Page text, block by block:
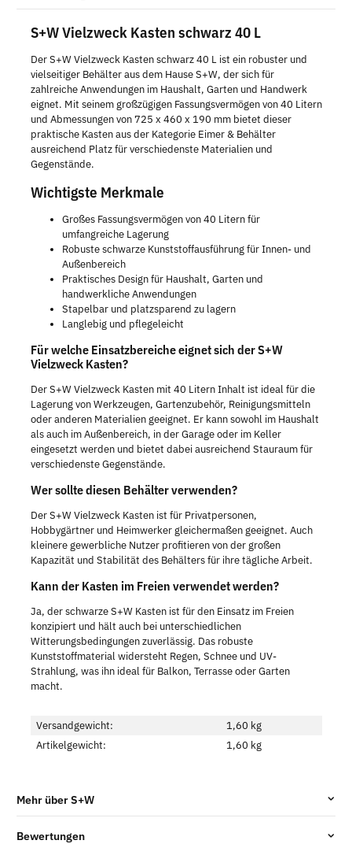
S+W Vielzweck Kasten schwarz 40 L
Der S+W Vielzweck Kasten schwarz 40 L ist ein robuster und
vielseitiger Behälter aus dem Hause S+W, der sich für
zahlreiche Anwendungen im Haushalt, Garten und Handwerk
eignet. Mit seinem großzügigen Fassungsvermögen von 40 Litern
und Abmessungen von 725 x 460 x 190 mm bietet dieser
praktische Kasten aus der Kategorie Eimer & Behälter
ausreichend Platz für verschiedenste Materialien und
Gegenstände.
Wichtigste Merkmale
Großes Fassungsvermögen von 40 Litern für
umfangreiche Lagerung
Robuste schwarze Kunststoffausführung für Innen- und
Außenbereich
Praktisches Design für Haushalt, Garten und
handwerkliche Anwendungen
Stapelbar und platzsparend zu lagern
Langlebig und pflegeleicht
Für welche Einsatzbereiche eignet sich der S+W
Vielzweck Kasten?
Der S+W Vielzweck Kasten mit 40 Litern Inhalt ist ideal für die
Lagerung von Werkzeugen, Gartenzubehör, Reinigungsmitteln
oder anderen Materialien geeignet. Er kann sowohl im Haushalt
als auch im Außenbereich, in der Garage oder im Keller
eingesetzt werden und bietet dabei ausreichend Stauraum für
verschiedenste Gegenstände.
Wer sollte diesen Behälter verwenden?
Der S+W Vielzweck Kasten ist für Privatpersonen,
Hobbygärtner und Heimwerker gleichermaßen geeignet. Auch
kleinere gewerbliche Nutzer profitieren von der großen
Kapazität und Stabilität des Behälters für ihre tägliche Arbeit.
Kann der Kasten im Freien verwendet werden?
Ja, der schwarze S+W Kasten ist für den Einsatz im Freien
konzipiert und hält auch bei unterschiedlichen
Witterungsbedingungen zuverlässig. Das robuste
Kunststoffmaterial widersteht Regen, Schnee und UV-
Strahlung, was ihn ideal für Balkon, Terrasse oder Garten
macht.
Versandgewicht:
1,60 kg
Artikelgewicht:
1,60 kg
Mehr über S+W
Bewertungen